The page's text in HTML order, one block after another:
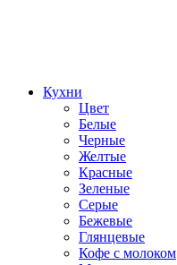
Кухни
Цвет
Белые
Черные
Желтые
Красные
Зеленые
Серые
Бежевые
Глянцевые
Кофе с молоком